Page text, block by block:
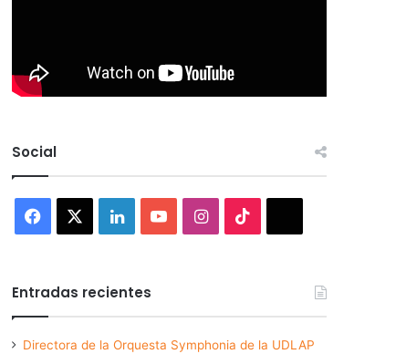
Social
Facebook LinkedInYouTubeInstagram
Entradas recientes
Directora de la Orquesta Symphonia de la UDLAP